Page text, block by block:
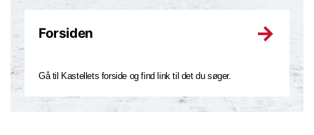
Forsiden
Gå til Kastellets forside og find link til det du søger.